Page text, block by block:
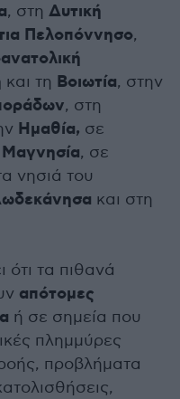
, στη Δυτική
Πελοπόννησο,
και τη Βοιωτία, στην
, στη
Ημαθία, σε
Μαγνησία, σε
νησιά του
και στη
ότι τα πιθανά
απότομες
ή σε σημεία που
πλημμύρες
προβλήματα